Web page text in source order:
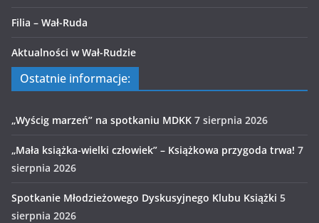
Filia – Wał-Ruda
Aktualności w Wał-Rudzie
Ostatnie informacje:
„Wyścig marzeń” na spotkaniu MDKK 7 sierpnia 2026
„Mała książka-wielki człowiek” – Książkowa przygoda trwa! 7
sierpnia 2026
Spotkanie Młodzieżowego Dyskusyjnego Klubu Książki 5
sierpnia 2026